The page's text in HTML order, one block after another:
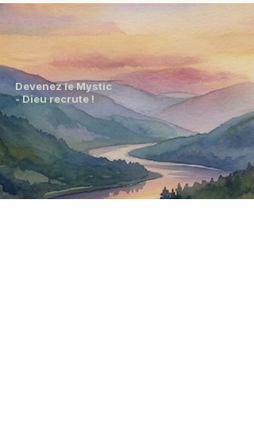
Devenez le Mystic
- Dieu recrute !